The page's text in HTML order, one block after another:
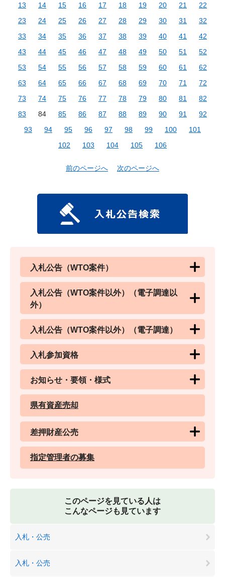
13
14 15 16 17 18 19 20 21
22
23
24 25 26 27 28 29 30 31
32
33
34 35 36 37 38 39 40 41
42
43
44 45 46 47 48 49 50 51
52
53
54 55 56 57 58 59 60 61
62
63
64 65 66 67 68 69 70 71
72
73
74 75 76 77 78 79 80 81
82
83
84 85 86 87 88 89 90 91
92
93
94 95 96 97 98 99 100
101
102
103 104 105 106
前のページへ 次のページへ
入札公告（WTO案件）
入札公告（WTO案件以外）（電子調達以
外）
入札公告（WTO案件以外）（電子調達）
入札参加資格
お知らせ・要領・様式
県有資産売却
差押財産公売
指定管理者の募集
このページを見ている人は
こんなページも見ています
入札・公売
入札・公売